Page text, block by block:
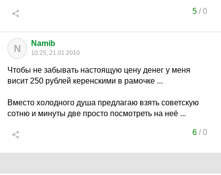
5/0
N Namib
10:25, 21.01.2010
Чтобы не забывать настоящую цену денег у меня
висит 250 рублей керенскими в рамочке ...
Вместо холодного душа предлагаю взять советскую
сотню и минуты две просто посмотреть на неё ...
6/0